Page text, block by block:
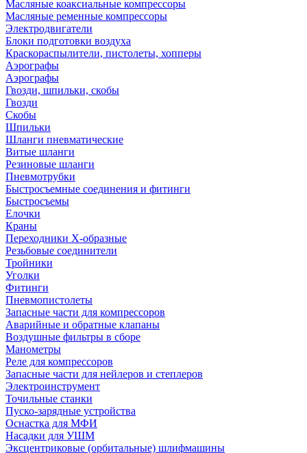
Масляные коаксиальные компрессоры
Масляные ременные компрессоры
Электродвигатели
Блоки подготовки воздуха
Краскораспылители, пистолеты, хопперы
Аэрографы
Аэрографы
Гвозди, шпильки, скобы
Гвозди
Скобы
Шпильки
Шланги пневматические
Витые шланги
Резиновые шланги
Пневмотрубки
Быстросъемные соединения и фитинги
Быстросъемы
Елочки
Краны
Переходники Х-образные
Резьбовые соединители
Тройники
Уголки
Фитинги
Пневмопистолеты
Запасные части для компрессоров
Аварийные и обратные клапаны
Воздушные фильтры в сборе
Манометры
Реле для компрессоров
Запасные части для нейлеров и степлеров
Электроинструмент
Точильные станки
Пуско-зарядные устройства
Оснастка для МФИ
Насадки для УШМ
Эксцентриковые (орбитальные) шлифмашины